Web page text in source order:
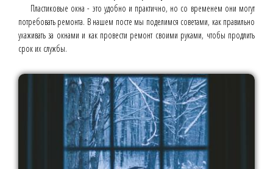
Пластиковые окна - это удобно и практично, но со временем они могут
потребовать ремонта. В нашем посте мы поделимся советами, как правильно
ухаживать за окнами и как провести ремонт своими руками, чтобы продлить
срок их службы.